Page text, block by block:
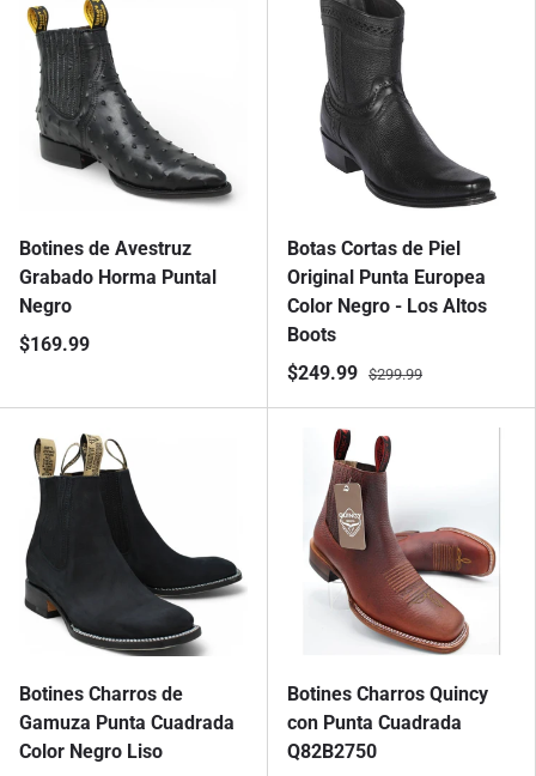
Botines de Avestruz
Grabado Horma Puntal
Negro
$169.99
Botas Cortas de Piel
Original Punta Europea
Color Negro - Los Altos
Boots
$249.99 $299.99
Botines Charros de
Gamuza Punta Cuadrada
Color Negro Liso
Botines Charros Quincy
con Punta Cuadrada
Q82B2750